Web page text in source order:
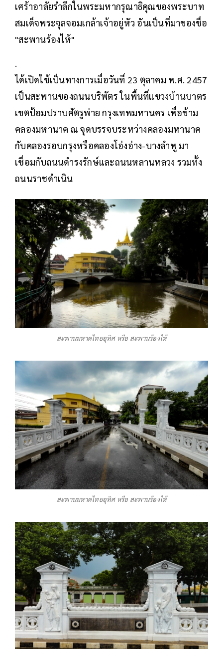
เศร้าอาลัยรำลึกในพระมหากรุณาธิคุณของพระบาท
สมเด็จพระจุลจอมเกล้าเจ้าอยู่หัว อันเป็นที่มาของชื่อ
"สะพานร้องไห้"
.
ได้เปิดใช้เป็นทางการเมื่อวันที่ 23 ตุลาคม พ.ศ. 2457
เป็นสะพานของถนนบริพัตร ในพื้นที่แขวงบ้านบาตร
เขตป้อมปราบศัตรูพ่าย กรุงเทพมหานคร เพื่อข้าม
คลองมหานาค ณ จุดบรรจบระหว่างคลองมหานาค
กับคลองรอบกรุงหรือคลองโอ่งอ่าง-บางลำพู มา
เชื่อมกับถนนดำรงรักษ์และถนนหลานหลวง รวมทั้ง
ถนนราชดำเนิน
สะพานมหาดไทยอุทิศ หรือ สะพานร้องไห้
สะพานมหาดไทยอุทิศ หรือ สะพานร้องไห้